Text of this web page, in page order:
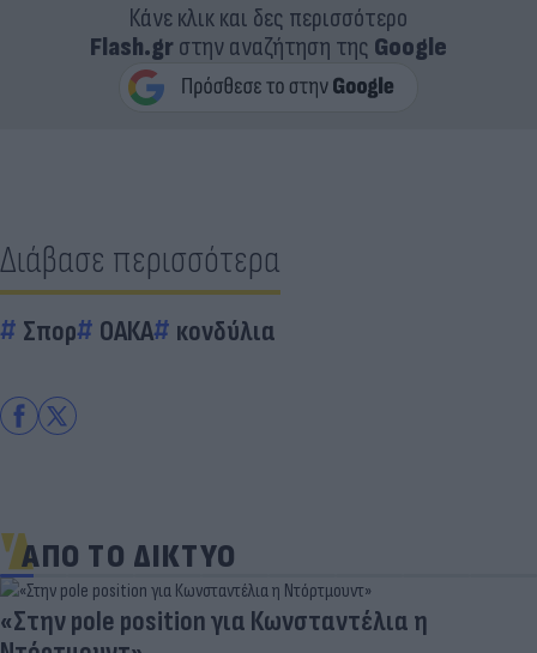
Κάνε κλικ και δες περισσότερο
Flash.grστην αναζήτηση της Google
Διάβασε περισσότερα
Σπορ ΟΑΚΑ κονδύλια
ΑΠΟ ΤΟ ΔΙΚΤΥΟ
«Στην pole position για Κωνσταντέλια η